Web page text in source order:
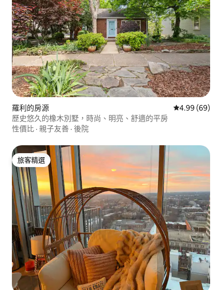
羅利的房源 從 69 則評價
4.99 (69)
歷史悠久的橡木別墅，時尚、明亮、舒適的平房
性價比 · 親子友善 · 後院
旅客精選
旅客精選